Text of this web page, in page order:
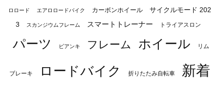
ロロード エアロロードバイク カーボンホイール
サイクルモード 202
3
スカンジウムフレーム スマートトレーナー トライアスロン
パーツ ビアンキ フレーム ホイール リム
ブレーキ ロードバイク 折りたたみ自転車
新着